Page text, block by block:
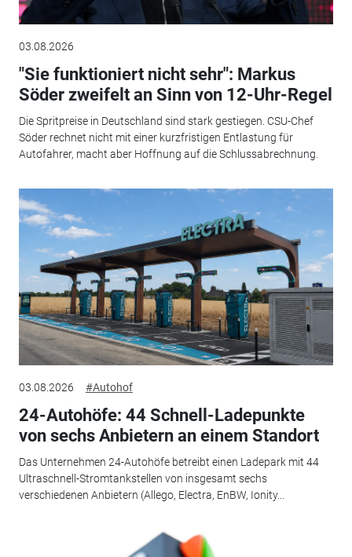
03.08.2026
"Sie funktioniert nicht sehr": Markus
Söder zweifelt an Sinn von 12-Uhr-Regel
Die Spritpreise in Deutschland sind stark gestiegen. CSU-Chef
Söder rechnet nicht mit einer kurzfristigen Entlastung für
Autofahrer, macht aber Hoffnung auf die Schlussabrechnung.
03.08.2026 #Autohof
24-Autohöfe: 44 Schnell-Ladepunkte
von sechs Anbietern an einem Standort
Das Unternehmen 24-Autohöfe betreibt einen Ladepark mit 44
Ultraschnell-Stromtankstellen von insgesamt sechs
verschiedenen Anbietern (Allego, Electra, EnBW, Ionity...